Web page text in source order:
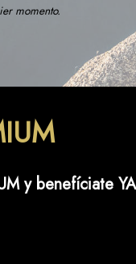
momento.
y benefíciate